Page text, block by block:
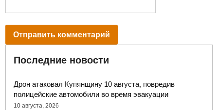
Последние новости
Дрон атаковал Купянщину 10 августа, повредив
полицейские автомобили во время эвакуации
10 августа, 2026